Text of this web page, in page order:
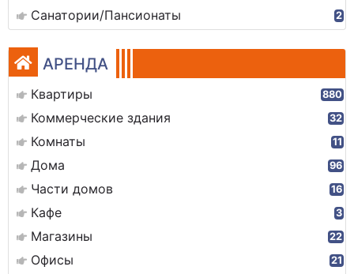
Санатории/Пансионаты 2
АРЕНДА
Квартиры 880
Коммерческие здания 32
Комнаты 11
Дома 96
Части домов 16
Кафе 3
Магазины 22
Офисы 21